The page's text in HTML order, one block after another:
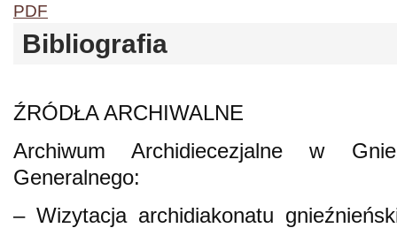
PDF
Bibliografia
ŹRÓDŁA ARCHIWALNE
Archiwum Archidiecezjalne w
Generalnego:
– Wizytacja archidiakonatu